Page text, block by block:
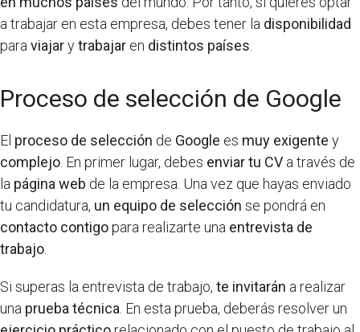
a trabajar en esta empresa, debes tener la disponibilidad
para viajarytrabajar en distintos países
Proceso de selección de Google
El proceso de selección de Google es muy exigente y
complejo . En primer lugar, debes enviar tu CV a través de
la página web de la empresa. Una vez que hayas enviado
tu candidatura, un equipo de selección se pondrá en
contacto contigopara realizarte una entrevista de
trabajo
Si superas la entrevista de trabajo, te invitarán a realizar
una prueba técnica . En esta prueba, deberás resolver un